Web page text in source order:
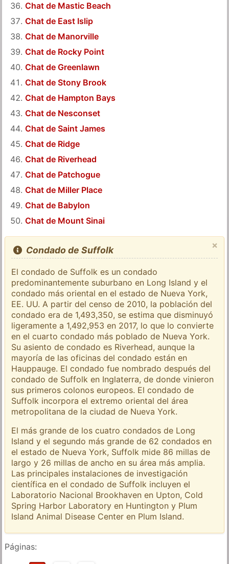
Chat de Mastic Beach
Chat de East Islip
Chat de Manorville
Chat de Rocky Point
Chat de Greenlawn
Chat de Stony Brook
Chat de Hampton Bays
Chat de Nesconset
Chat de Saint James
Chat de Ridge
Chat de Riverhead
Chat de Patchogue
Chat de Miller Place
Chat de Babylon
Chat de Mount Sinai
×
Condado de Suffolk
El condado de Suffolk es un condado
predominantemente suburbano en Long Island y el
condado más oriental en el estado de Nueva York,
EE. UU. A partir del censo de 2010, la población del
condado era de 1,493,350, se estima que disminuyó
ligeramente a 1,492,953 en 2017, lo que lo convierte
en el cuarto condado más poblado de Nueva York.
Su asiento de condado es Riverhead, aunque la
mayoría de las oficinas del condado están en
Hauppauge. El condado fue nombrado después del
condado de Suffolk en Inglaterra, de donde vinieron
sus primeros colonos europeos. El condado de
Suffolk incorpora el extremo oriental del área
metropolitana de la ciudad de Nueva York.
El más grande de los cuatro condados de Long
Island y el segundo más grande de 62 condados en
el estado de Nueva York, Suffolk mide 86 millas de
largo y 26 millas de ancho en su área más amplia.
Las principales instalaciones de investigación
científica en el condado de Suffolk incluyen el
Laboratorio Nacional Brookhaven en Upton, Cold
Spring Harbor Laboratory en Huntington y Plum
Island Animal Disease Center en Plum Island.
Páginas: